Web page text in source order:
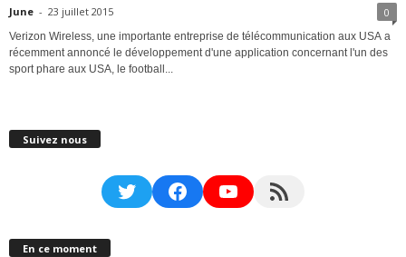
June - 23 juillet 2015 0
Verizon Wireless, une importante entreprise de télécommunication aux USA a
récemment annoncé le développement d'une application concernant l'un des
sport phare aux USA, le football...
Suivez nous
TwitterFacebookYouTubeRSS Feed
En ce moment